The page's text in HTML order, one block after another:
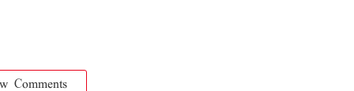
Comments